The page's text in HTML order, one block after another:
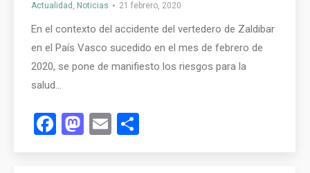
Actualidad , Noticias 21 febrero, 2020
En el contexto del accidente del vertedero de Zaldibar
en el País Vasco sucedido en el mes de febrero de
2020, se pone de manifiesto los riesgos para la
salud…
Facebook
Mastodon
Email